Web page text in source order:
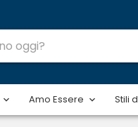
Amo Essere Stili